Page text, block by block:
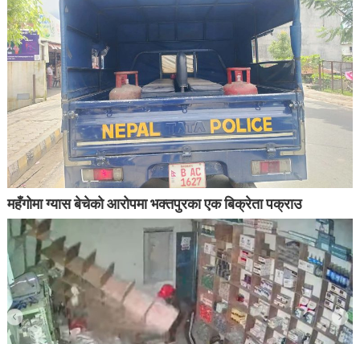
महँगोमा ग्यास बेचेको आरोपमा भक्तपुरका एक बिक्रेता पक्राउ